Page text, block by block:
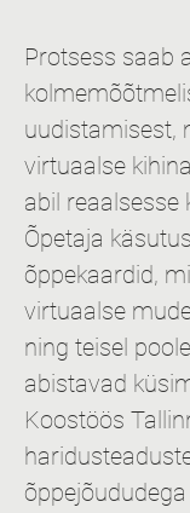
Protsess saab
uudistamisest,
virtuaalse
abil reaalsesse
Õpetaja
õppekaardid,
virtuaalse
ning teisel
abistavad
Koostöös